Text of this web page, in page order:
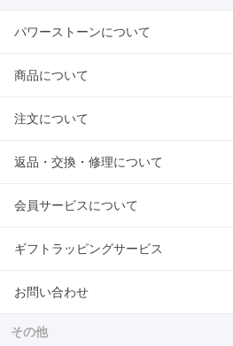
パワーストーンについて
商品について
注文について
返品・交換・修理について
会員サービスについて
ギフトラッピングサービス
お問い合わせ
その他